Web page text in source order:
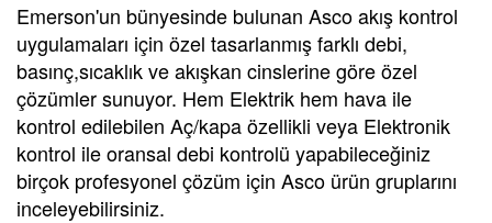
Emerson'un bünyesinde bulunan Asco akış kontrol
uygulamaları için özel tasarlanmış farklı debi,
basınç,sıcaklık ve akışkan cinslerine göre özel
çözümler sunuyor. Hem Elektrik hem hava ile
kontrol edilebilen Aç/kapa özellikli veya Elektronik
kontrol ile oransal debi kontrolü yapabileceğiniz
birçok profesyonel çözüm için Asco ürün gruplarını
inceleyebilirsiniz.